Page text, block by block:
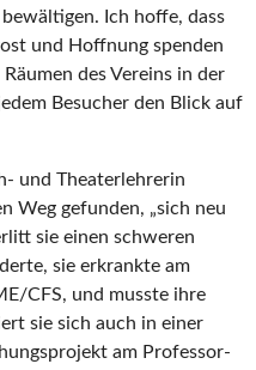
bewältigen. Ich hoffe, dass
und Hoffnung spenden
des Vereins in der
Besucher den Blick auf
und Theaterlehrerin
Weg gefunden, „sich neu
sie einen schweren
sie erkrankte am
CFS, und musste ihre
sie sich auch in einer
am Professor-